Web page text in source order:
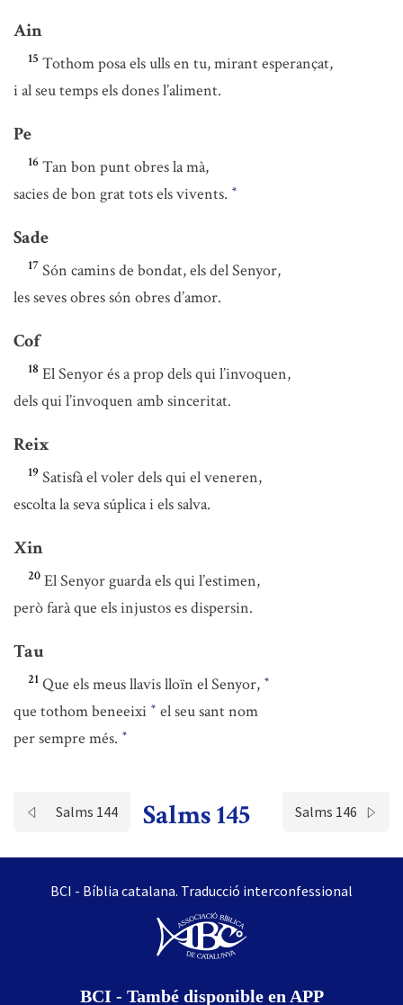
Ain
15 Tothom posa els ulls en tu, mirant esperançat,
i al seu temps els dones l’aliment.
Pe
16 Tan bon punt obres la mà,
sacies de bon grat tots els vivents. *
Sade
17 Són camins de bondat, els del Senyor,
les seves obres són obres d’amor.
Cof
18 El Senyor és a prop dels qui l’invoquen,
dels qui l’invoquen amb sinceritat.
Reix
19 Satisfà el voler dels qui el veneren,
escolta la seva súplica i els salva.
Xin
20 El Senyor guarda els qui l’estimen,
però farà que els injustos es dispersin.
Tau
21 Que els meus llavis lloïn el Senyor, *
que tothom beneeixi * el seu sant nom
per sempre més. *
Salms 144 Salms 145 Salms 146
BCI - Bíblia catalana. Traducció interconfessional
BCI - També disponible en APP